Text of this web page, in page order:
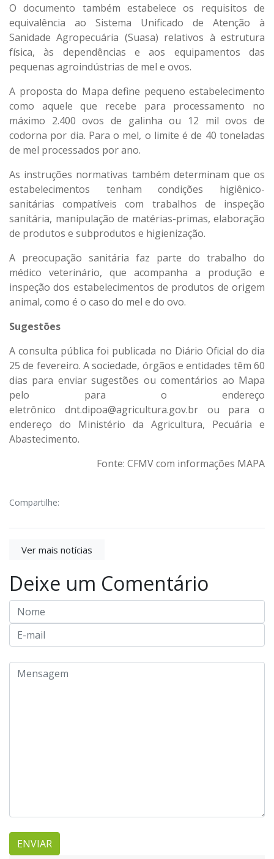
O documento também estabelece os requisitos de
equivalência ao Sistema Unificado de Atenção à
Sanidade Agropecuária (Suasa) relativos à estrutura
física, às dependências e aos equipamentos das
pequenas agroindústrias de mel e ovos.
A proposta do Mapa define pequeno estabelecimento
como aquele que recebe para processamento no
máximo 2.400 ovos de galinha ou 12 mil ovos de
codorna por dia. Para o mel, o limite é de 40 toneladas
de mel processados por ano.
As instruções normativas também determinam que os
estabelecimentos tenham condições higiênico-
sanitárias compatíveis com trabalhos de inspeção
sanitária, manipulação de matérias-primas, elaboração
de produtos e subprodutos e higienização.
A preocupação sanitária faz parte do trabalho do
médico veterinário, que acompanha a produção e
inspeção dos estabelecimentos de produtos de origem
animal, como é o caso do mel e do ovo.
Sugestões
A consulta pública foi publicada no Diário Oficial do dia
25 de fevereiro. A sociedade, órgãos e entidades têm 60
dias para enviar sugestões ou comentários ao Mapa
pelo para o endereço
eletrônico dnt.dipoa@agricultura.gov.brou para o
endereço do Ministério da Agricultura, Pecuária e
Abastecimento.
Fonte: CFMV com informações MAPA
Compartilhe:
Ver mais notícias
Deixe um Comentário